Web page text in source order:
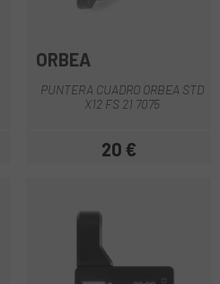
ORBEA
PUNTERA CUADRO ORBEA STD
X12 FS 21 7075
Prezzo
20 €